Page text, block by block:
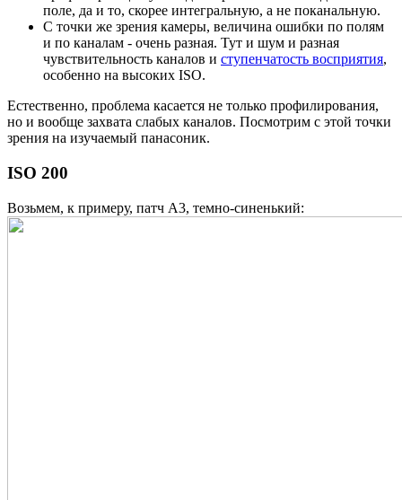
поле, да и то, скорее интегральную, а не поканальную.
С точки же зрения камеры, величина ошибки по полям
и по каналам - очень разная. Тут и шум и разная
чувствительность каналов и ступенчатость восприятия,
особенно на высоких ISO.
Естественно, проблема касается не только профилирования,
но и вообще захвата слабых каналов. Посмотрим с этой точки
зрения на изучаемый панасоник.
ISO 200
Возьмем, к примеру, патч A3, темно-синенький: